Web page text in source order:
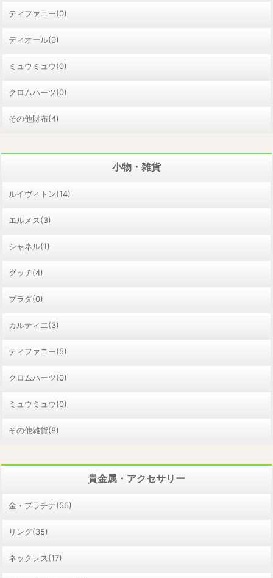
ティファニー(0)
ディオール(0)
ミュウミュウ(0)
クロムハーツ(0)
その他財布(4)
小物・雑貨
ルイヴィトン(14)
エルメス(3)
シャネル(1)
グッチ(4)
プラダ(0)
カルティエ(3)
ティファニー(5)
クロムハーツ(0)
ミュウミュウ(0)
その他雑貨(8)
貴金属・アクセサリー
金・プラチナ(56)
リング(35)
ネックレス(17)